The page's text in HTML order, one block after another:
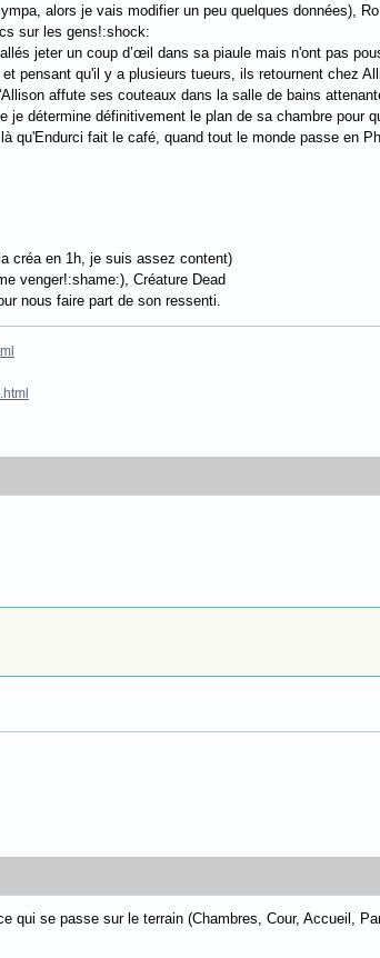
alors je vais modifier un peu quelques données),
sur les gens!:shock:
jeter un coup d’œil dans sa piaule mais n'ont pas
pensant qu'il y a plusieurs tueurs, ils retournent chez
affute ses couteaux dans la salle de bains
je détermine définitivement le plan de sa chambre pour
qu'Endurci fait le café, quand tout le monde passe en
créa en 1h, je suis assez content)
venger!:shame:), Créature Dead
nous faire part de son ressenti.
qui se passe sur le terrain (Chambres, Cour, Accueil,